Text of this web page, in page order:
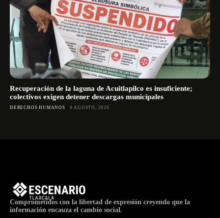
Recuperación de la laguna de Acuitlapilco es insuficiente;
colectivos exigen detener descargas municipales
DERECHOS HUMANOS 4 AGOSTO, 2026
Comprometidos con la libertad de expresión creyendo que la
información encauza el cambio social.